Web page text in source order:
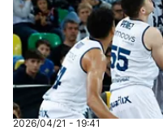
2026/04/21 - 19:41